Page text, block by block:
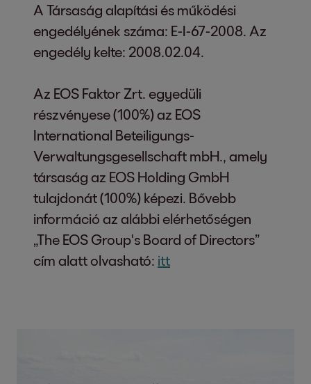
A Társaság alapítási és működési
engedélyének száma: E-I-67-2008. Az
engedély kelte: 2008.02.04.
Az EOS Faktor Zrt. egyedüli
részvényese (100%) az EOS
International Beteiligungs-
Verwaltungsgesellschaft mbH., amely
társaság az EOS Holding GmbH
tulajdonát (100%) képezi. Bővebb
információ az alábbi elérhetőségen
„The EOS Group's Board of Directors”
cím alatt olvasható: itt